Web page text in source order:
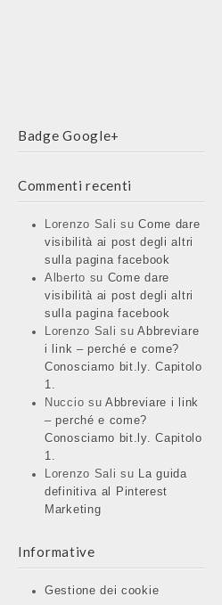
Badge Google+
Commenti recenti
Lorenzo Sali suCome dare
visibilità ai post degli altri
sulla pagina facebook
Alberto su Come dare
visibilità ai post degli altri
sulla pagina facebook
Lorenzo Sali suAbbreviare
i link – perché e come?
Conosciamo bit.ly. Capitolo
1.
Nuccio suAbbreviare i link
– perché e come?
Conosciamo bit.ly. Capitolo
1.
Lorenzo Sali su
La guida
definitiva al Pinterest
Marketing
Informative
Gestione dei cookie